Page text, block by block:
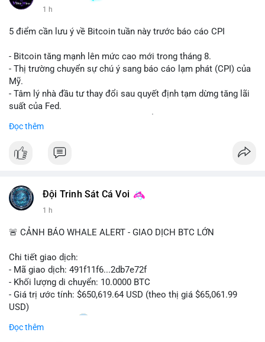
1 h
5 điểm cần lưu ý về Bitcoin tuần này trước báo cáo CPI
- Bitcoin tăng mạnh lên mức cao mới trong tháng 8.
- Thị trường chuyển sự chú ý sang báo cáo lạm phát (CPI) của
Mỹ.
- Tâm lý nhà đầu tư thay đổi sau quyết định tạm dừng tăng lãi
suất của Fed.
theo.
#bitcoin #btc #cryptonews
#vlikevn #titanbot
📰 Nguồn: Cointelegraph
Đọc thêm
Đội Trinh Sát Cá Voi
1 h
🚨 CẢNH BÁO WHALE ALERT - GIAO DỊCH BTC LỚN
Chi tiết giao dịch:
- Mã giao dịch: 491f11f6...2db7e72f
- Khối lượng di chuyển: 10.0000 BTC
- Giá trị ước tính: $650,619.64 USD (theo thị giá $65,061.99
USD)
- Thời gian: 11:20
Đọc thêm